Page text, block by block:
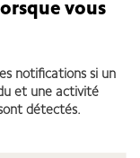
vous
notifications si un
et une activité
détectés.